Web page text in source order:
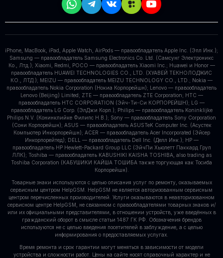
iPhone, MacBook, iPad, Apple Watch, AirPods — правообладатель Apple Inc. (Эпл Инк.);
Samsung — правообладатель Samsung Electronics Co. Ltd. (Самсунг Электроникс
Ко., Лтд.); Xiaomi, Redmi, POCO — правообладатель Xiaomi Inc.; Huawei и Honor —
правообладатель HUAWEI TECHNOLOGIES CO., LTD. (ХУАВЕЙ ТЕКНОЛОДЖИС
КО., ЛТД.); MEIZU — правообладатель MEIZU TECHNOLOGY CO., LTD.; Nokia —
правообладатель Nokia Corporation (Нокиа Корпорейшн); Lenovo — правообладатель
Lenovo (Beijing) Limited; ZTE — правообладатель ZTE Corporation; HTC —
правообладатель HTC CORPORATION (Эйч-Ти-Си КОРПОРЕЙШН); LG —
правообладатель LG Corp. (ЭлДжи Корп.); Philips — правообладатель Koninklijke
Philips N.V. (Конинклийке Филипс Н.В.); Sony — правообладатель Sony Corporation
(Сони Корпорейшн); ASUS — правообладатель ASUSTeK Computer Inc. (Асустек
Компьютер Инкорпорейшн); ACER — правообладатель Acer Incorporated (Эйсер
Инкорпорейтед); DELL — правообладатель Dell Inc. (Делл Инк.); HP —
правообладатель HP Hewlett-Packard Group LLC (ЭйчПи Хьюлетт Паккард Груп
ЛЛК); Toshiba — правообладатель KABUSHIKI KAISHA TOSHIBA, also trading as
Toshiba Corporation (КАБУШИКИ КАЙША ТОШИБА также торгующая как Тосиба
Корпорейшн).
Товарные знаки используются с целью описания услуг по ремонту, оказываемых
сервисным центром HelpGSM. HelpGSM не является авторизованным сервисным
центром перечисленных производителей. Услуги оказываются в неавторизованном
сервисном центре HelpGSM, не связанном с правообладателями товарных знаков и/
или их официальными представителями, в отношении устройств, уже введённых в
гражданский оборот в смысле статьи 1487 ГК РФ. Обозначения брендов
используются не с целью введения посетителей в заблуждение, а с целью
информирования о предоставляемых услугах.
Время ремонта и срок гарантии могут меняться в зависимости от модели
устройства и сложности работ. Цены на сайте носят справочный характер и не